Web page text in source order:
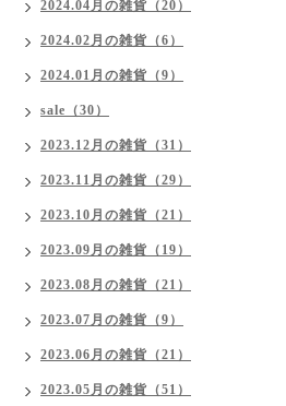
2024.04月の雑貨（20）
2024.02月の雑貨（6）
2024.01月の雑貨（9）
sale（30）
2023.12月の雑貨（31）
2023.11月の雑貨（29）
2023.10月の雑貨（21）
2023.09月の雑貨（19）
2023.08月の雑貨（21）
2023.07月の雑貨（9）
2023.06月の雑貨（21）
2023.05月の雑貨（51）